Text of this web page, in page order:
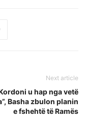
Next article
u hap nga vetë
Basha zbulon planin
e fshehtë të Ramës